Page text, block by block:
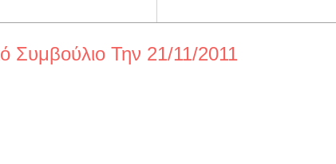
Συμβούλιο Την 21/11/2011